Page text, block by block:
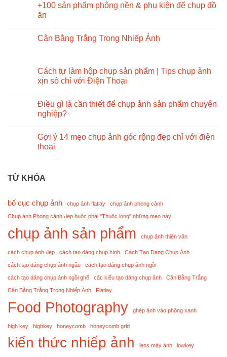
+100 sản phẩm phông nền & phụ kiện để chụp đồ
ăn
Cân Bằng Trắng Trong Nhiếp Ảnh
Cách tự làm hộp chụp sản phẩm | Tips chụp ảnh
xịn sò chỉ với Điện Thoại
Điều gì là cần thiết để chụp ảnh sản phẩm chuyên
nghiệp?
Gợi ý 14 mẹo chụp ảnh góc rộng đẹp chỉ với điện
thoại
TỪ KHÓA
bố cục chụp ảnh chụp ảnh flatlay chụp ảnh phong cảnh
Chụp ảnh Phong cảnh đẹp buộc phải "Thuộc lòng" những mẹo này
chụp ảnh sản phẩm chụp ảnh thiên văn
cách chụp ảnh đẹp cách tạo dáng chụp hình Cách Tạo Dáng Chụp Ảnh
cách tạo dáng chụp ảnh ngầu cách tạo dáng chụp ảnh ngồi
cách tạo dáng chụp ảnh ngồi ghế các kiểu tạo dáng chụp ảnh Cân Bằng Trắng
Cân Bằng Trắng Trong Nhiếp Ảnh Flatlay
Food Photography ghép ảnh vào phông xanh
high key highkey honeycomb honeycomb grid
kiến thức nhiếp ảnh lens máy ảnh lowkey